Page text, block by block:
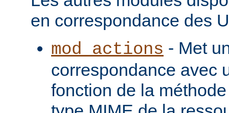
en correspondance des
mod_actions - Met
correspondance avec
fonction de la